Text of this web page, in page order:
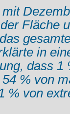
Fläche
in
dass 1
% von
% von